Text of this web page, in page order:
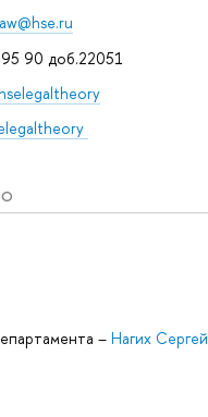
90 доб.22051
– Нагих Сергей